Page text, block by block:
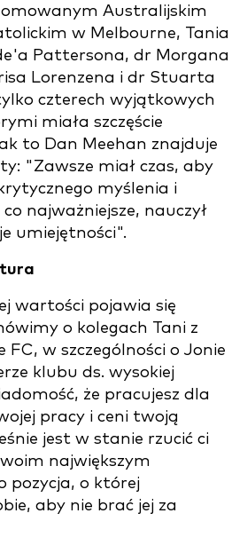
Australijskim
w Melbourne, Tania
Pattersona, dr Morgana
Lorenzena i dr Stuarta
czterech wyjątkowych
miała szczęście
to Dan Meehan znajduje
"Zawsze miał czas, aby
myślenia i
najważniejsze, nauczył
umiejętności".
wartości pojawia się
o kolegach Tani z
w szczególności o Jonie
klubu ds. wysokiej
że pracujesz dla
pracy i ceni twoją
jest w stanie rzucić ci
największym
pozycja, o której
aby nie brać jej za